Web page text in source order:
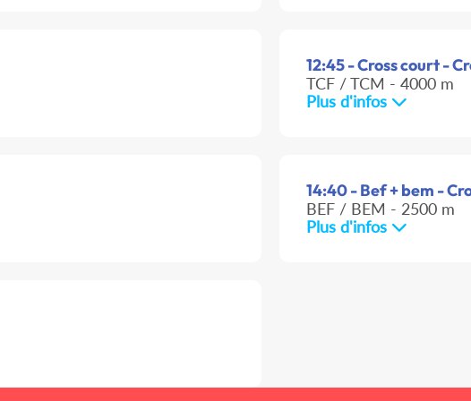
12:45 - Cross court -
TCF / TCM - 4000 m
Plus d'infos
14:40 - Bef + bem -
BEF / BEM - 2500 m
Plus d'infos